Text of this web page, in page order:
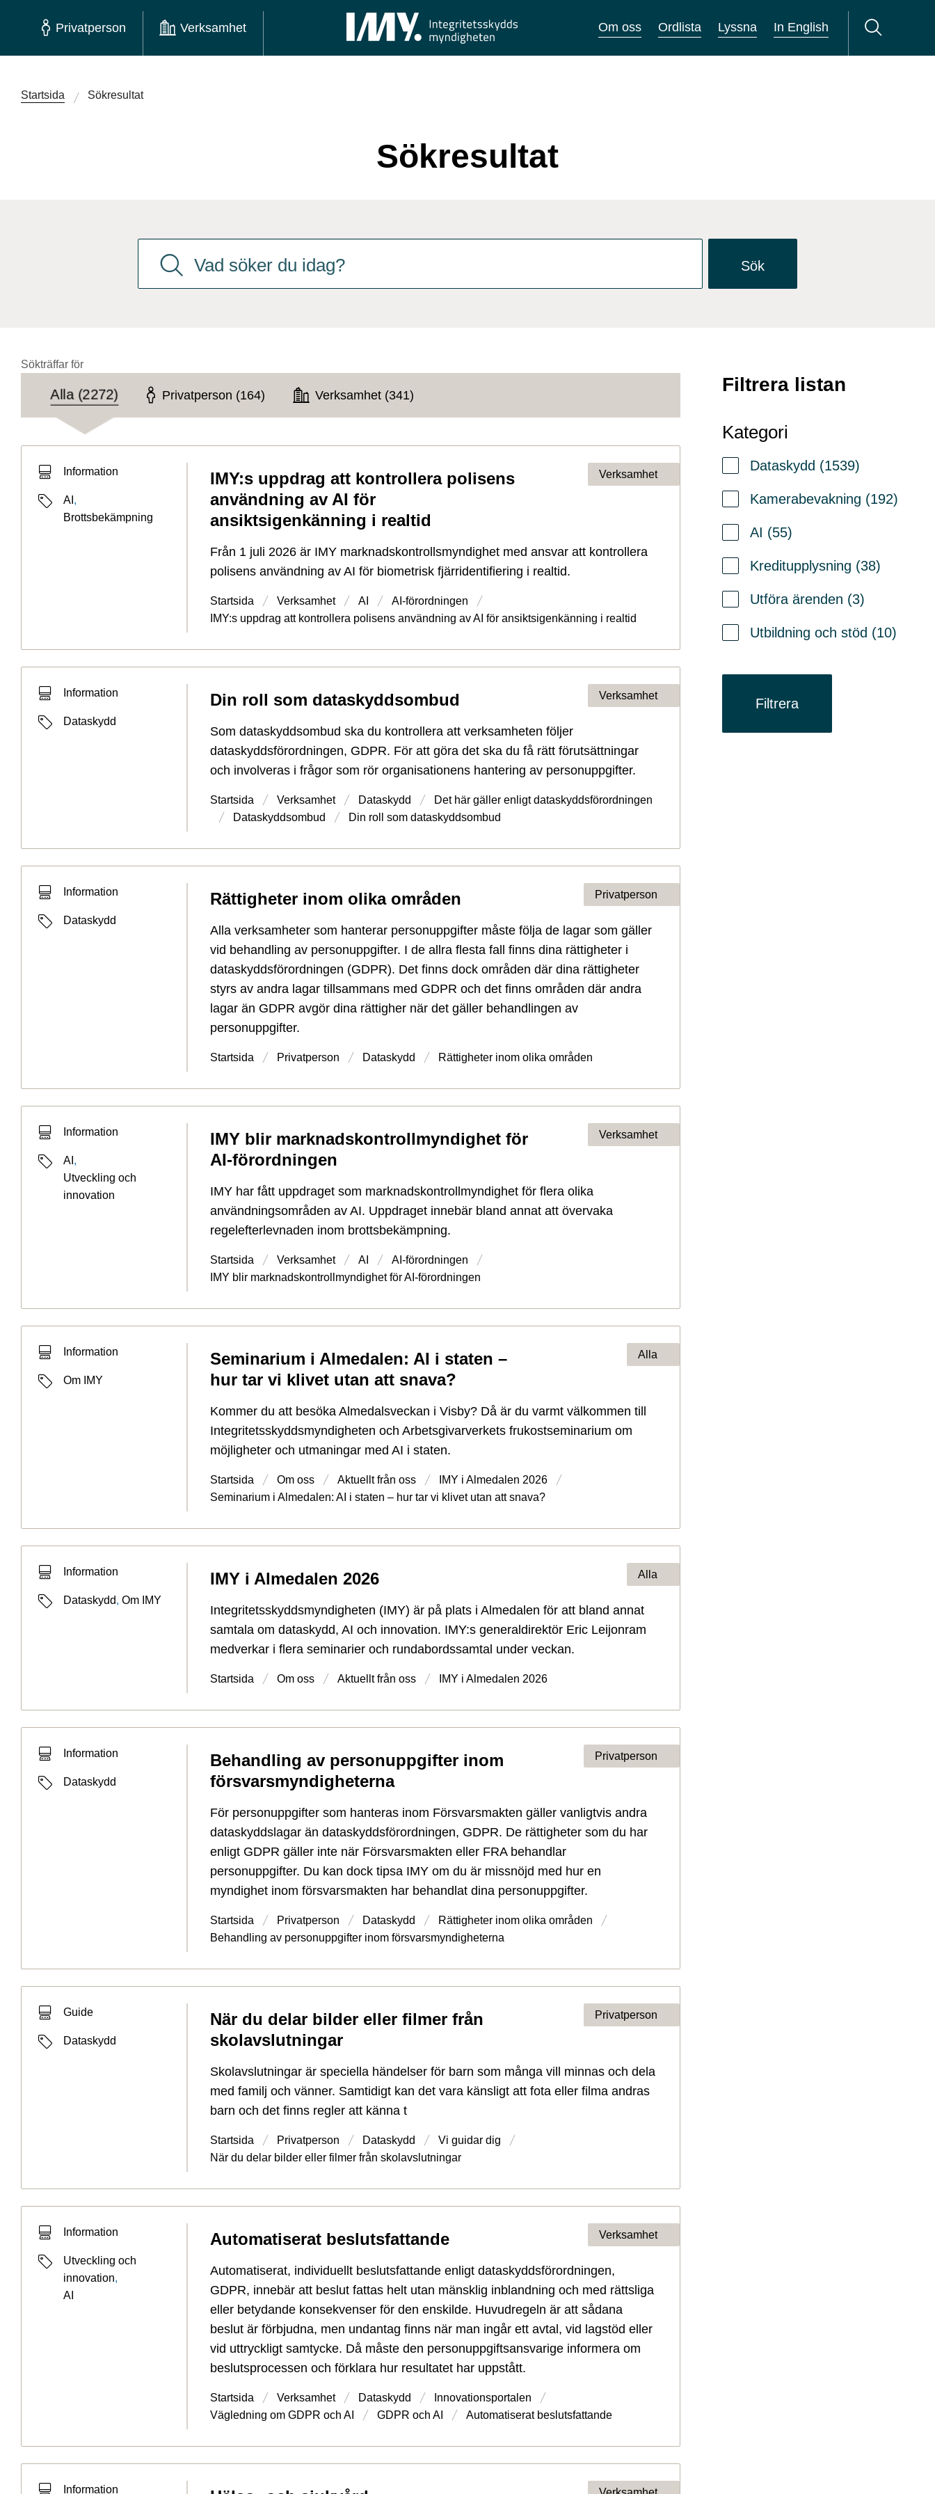
Privatperson Verksamhet Om oss Ordlista Lyssna In English
Startsida Sökresultat
Sökresultat
Sök
Filtrera listan
Kategori
Dataskydd (1539)
Kamerabevakning (192)
AI (55)
Kreditupplysning (38)
Utföra ärenden (3)
Utbildning och stöd (10)
Filtrera
Sökträffar för
Alla (2272) Privatperson (164) Verksamhet (341)
Typ av sökträff
Information
Etiketter
AI ,
Brottsbekämpning
IMY:s uppdrag att kontrollera polisens
användning av AI för
ansiktsigenkänning i realtid
Typ av sida Verksamhet
Från 1 juli 2026 är IMY marknadskontrollsmyndighet med ansvar att kontrollera
polisens användning av AI för biometrisk fjärridentifiering i realtid.
Startsida Verksamhet AI
AI-förordningen
IMY:s uppdrag att kontrollera polisens användning av AI för ansiktsigenkänning i realtid
Typ av sökträff
Information
EtiketterDataskydd
Din roll som dataskyddsombud
Typ av sida Verksamhet
Som dataskyddsombud ska du kontrollera att verksamheten följer
dataskyddsförordningen, GDPR. För att göra det ska du få rätt förutsättningar
och involveras i frågor som rör organisationens hantering av personuppgifter.
Startsida Verksamhet Dataskydd
Det här gäller enligt dataskydds­förordningen
Dataskyddsombud
Din roll som dataskyddsombud
Typ av sökträff
Information
EtiketterDataskydd
Rättigheter inom olika områden
Typ av sida Privatperson
Alla verksamheter som hanterar personuppgifter måste följa de lagar som gäller
vid behandling av personuppgifter. I de allra flesta fall finns dina rättigheter i
dataskyddsförordningen (GDPR). Det finns dock områden där dina rättigheter
styrs av andra lagar tillsammans med GDPR och det finns områden där andra
lagar än GDPR avgör dina rättigher när det gäller behandlingen av
personuppgifter.
Startsida Privatperson Dataskydd Rättigheter inom olika områden
Typ av sökträff
Information
Etiketter
AI ,
Utveckling och
innovation
IMY blir marknadskontrollmyndighet för
AI-förordningen
Typ av sida Verksamhet
IMY har fått uppdraget som marknadskontrollmyndighet för flera olika
användningsområden av AI. Uppdraget innebär bland annat att övervaka
regelefterlevnaden inom brottsbekämpning.
Startsida Verksamhet AI
AI-förordningen
IMY blir marknadskontrollmyndighet för AI-förordningen
Typ av sökträff
Information
EtiketterOm IMY
Seminarium i Almedalen: AI i staten –
hur tar vi klivet utan att snava?
Typ av sida Alla
Kommer du att besöka Almedalsveckan i Visby? Då är du varmt välkommen till
Integritetsskyddsmyndigheten och Arbetsgivarverkets frukostseminarium om
möjligheter och utmaningar med AI i staten.
Startsida Om oss Aktuellt från oss
IMY i Almedalen 2026
Seminarium i Almedalen: AI i staten – hur tar vi klivet utan att snava?
Typ av sökträff
Information
EtiketterDataskydd, Om IMY
IMY i Almedalen 2026
Typ av sida Alla
Integritetsskyddsmyndigheten (IMY) är på plats i Almedalen för att bland annat
samtala om dataskydd, AI och innovation. IMY:s generaldirektör Eric Leijonram
medverkar i flera seminarier och rundabordssamtal under veckan.
Startsida Om oss Aktuellt från oss IMY i Almedalen 2026
Typ av sökträff
Information
EtiketterDataskydd
Behandling av personuppgifter inom
försvarsmyndigheterna
Typ av sida Privatperson
För personuppgifter som hanteras inom Försvarsmakten gäller vanligtvis andra
dataskyddslagar än dataskyddsförordningen, GDPR. De rättigheter som du har
enligt GDPR gäller inte när Försvarsmakten eller FRA behandlar
personuppgifter. Du kan dock tipsa IMY om du är missnöjd med hur en
myndighet inom försvarsmakten har behandlat dina personuppgifter.
Startsida Privatperson Dataskydd
Rättigheter inom olika områden
Behandling av personuppgifter inom försvarsmyndigheterna
Typ av sökträff
Guide
EtiketterDataskydd
När du delar bilder eller filmer från
skolavslutningar
Typ av sida Privatperson
Skolavslutningar är speciella händelser för barn som många vill minnas och dela
med familj och vänner. Samtidigt kan det vara känsligt att fota eller filma andras
barn och det finns regler att känna t
Startsida Privatperson Dataskydd
Vi guidar dig
När du delar bilder eller filmer från skolavslutningar
Typ av sökträff
Information
EtiketterUtveckling och
innovation,
AI
Automatiserat beslutsfattande
Typ av sida Verksamhet
Automatiserat, individuellt beslutsfattande enligt dataskyddsförordningen,
GDPR, innebär att beslut fattas helt utan mänsklig inblandning och med rättsliga
eller betydande konsekvenser för den enskilde. Huvudregeln är att sådana
beslut är förbjudna, men undantag finns när man ingår ett avtal, vid lagstöd eller
vid uttryckligt samtycke. Då måste den personuppgiftsansvarige informera om
beslutsprocessen och förklara hur resultatet har uppstått.
Startsida Verksamhet Dataskydd
Innovations­portalen
Vägledning om GDPR och AI
GDPR och AI Automatiserat beslutsfattande
Typ av sökträff
Information